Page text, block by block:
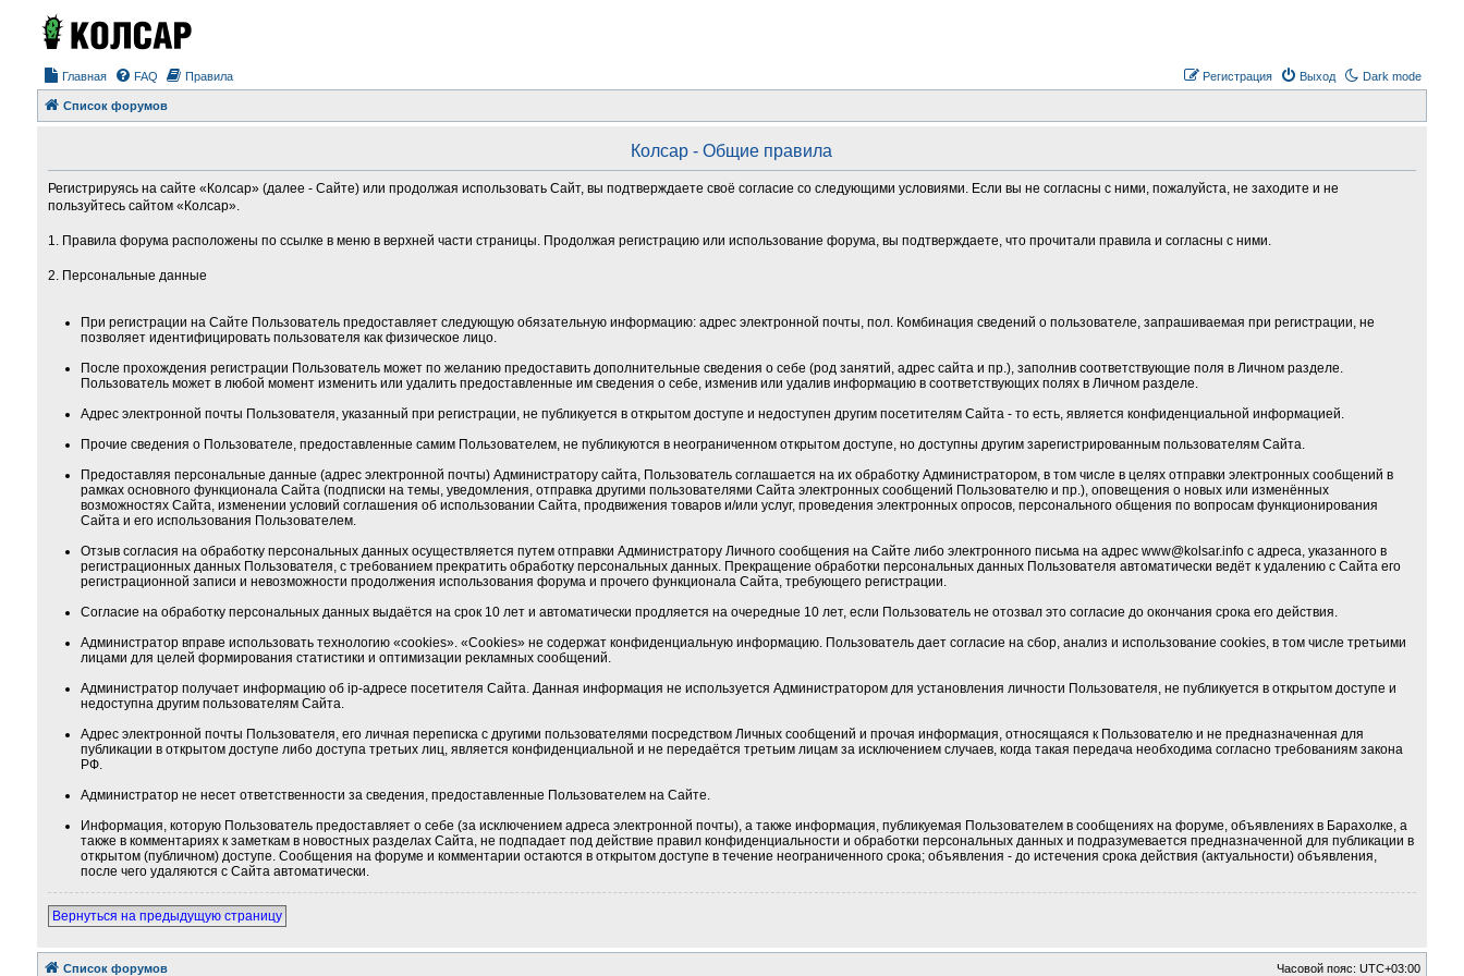
Главная Dark mode
FAQ Правила Выход
Регистрация
Список форумов
Колсар - Общие правила
Регистрируясь на сайте «Колсар» (далее - Сайте) или продолжая использовать Сайт, вы подтверждаете своё согласие со следующими условиями. Если вы не согласны с ними, пожалуйста, не заходите и не
пользуйтесь сайтом «Колсар».
1. Правила форума расположены по ссылке в меню в верхней части страницы. Продолжая регистрацию или использование форума, вы подтверждаете, что прочитали правила и согласны с ними.
2. Персональные данные
При регистрации на Сайте Пользователь предоставляет следующую обязательную информацию: адрес электронной почты, пол. Комбинация сведений о пользователе, запрашиваемая при регистрации, не
позволяет идентифицировать пользователя как физическое лицо.
После прохождения регистрации Пользователь может по желанию предоставить дополнительные сведения о себе (род занятий, адрес сайта и пр.), заполнив соответствующие поля в Личном разделе.
Пользователь может в любой момент изменить или удалить предоставленные им сведения о себе, изменив или удалив информацию в соответствующих полях в Личном разделе.
Адрес электронной почты Пользователя, указанный при регистрации, не публикуется в открытом доступе и недоступен другим посетителям Сайта - то есть, является конфиденциальной информацией.
Прочие сведения о Пользователе, предоставленные самим Пользователем, не публикуются в неограниченном открытом доступе, но доступны другим зарегистрированным пользователям Сайта.
Предоставляя персональные данные (адрес электронной почты) Администратору сайта, Пользователь соглашается на их обработку Администратором, в том числе в целях отправки электронных сообщений в
рамках основного функционала Сайта (подписки на темы, уведомления, отправка другими пользователями Сайта электронных сообщений Пользователю и пр.), оповещения о новых или изменённых
возможностях Сайта, изменении условий соглашения об использовании Сайта, продвижения товаров и/или услуг, проведения электронных опросов, персонального общения по вопросам функционирования
Сайта и его использования Пользователем.
Отзыв согласия на обработку персональных данных осуществляется путем отправки Администратору Личного сообщения на Сайте либо электронного письма на адрес www@kolsar.info с адреса, указанного в
регистрационных данных Пользователя, с требованием прекратить обработку персональных данных. Прекращение обработки персональных данных Пользователя автоматически ведёт к удалению с Сайта его
регистрационной записи и невозможности продолжения использования форума и прочего функционала Сайта, требующего регистрации.
Согласие на обработку персональных данных выдаётся на срок 10 лет и автоматически продляется на очередные 10 лет, если Пользователь не отозвал это согласие до окончания срока его действия.
Администратор вправе использовать технологию «cookies». «Cookies» не содержат конфиденциальную информацию. Пользователь дает согласие на сбор, анализ и использование cookies, в том числе третьими
лицами для целей формирования статистики и оптимизации рекламных сообщений.
Администратор получает информацию об ip-адресе посетителя Сайта. Данная информация не используется Администратором для установления личности Пользователя, не публикуется в открытом доступе и
недоступна другим пользователям Сайта.
Адрес электронной почты Пользователя, его личная переписка с другими пользователями посредством Личных сообщений и прочая информация, относящаяся к Пользователю и не предназначенная для
публикации в открытом доступе либо доступа третьих лиц, является конфиденциальной и не передаётся третьим лицам за исключением случаев, когда такая передача необходима согласно требованиям закона
РФ.
Администратор не несет ответственности за сведения, предоставленные Пользователем на Сайте.
Информация, которую Пользователь предоставляет о себе (за исключением адреса электронной почты), а также информация, публикуемая Пользователем в сообщениях на форуме, объявлениях в Барахолке, а
также в комментариях к заметкам в новостных разделах Сайта, не подпадает под действие правил конфиденциальности и обработки персональных данных и подразумевается предназначенной для публикации в
открытом (публичном) доступе. Сообщения на форуме и комментарии остаются в открытом доступе в течение неограниченного срока; объявления - до истечения срока действия (актуальности) объявления,
после чего удаляются с Сайта автоматически.
Вернуться на предыдущую страницу
Список форумов Часовой пояс:UTC+03:00